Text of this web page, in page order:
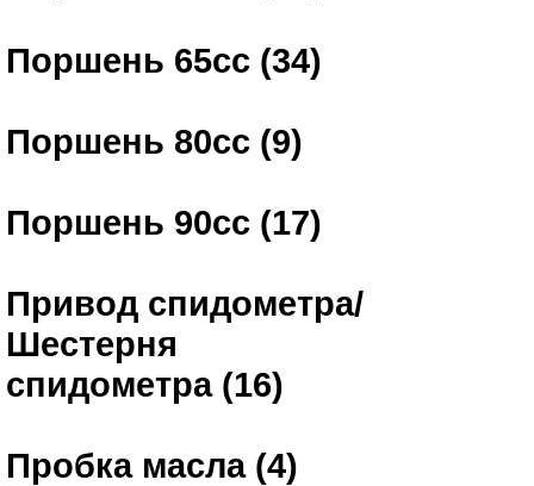
Поршень 65сс (34)
Поршень 80сс (9)
Поршень 90сс (17)
Привод спидометра/
Шестерня
спидометра (16)
Пробка масла (4)